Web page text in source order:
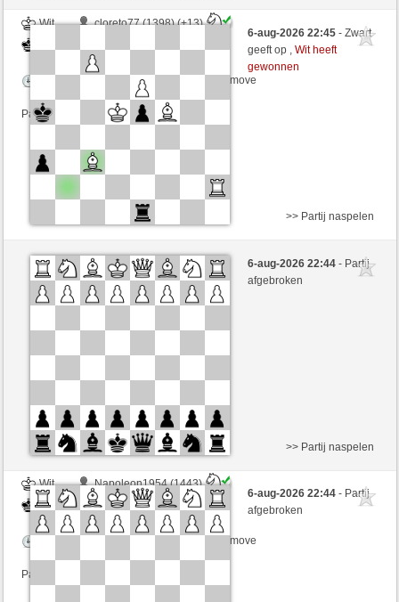
Wit
cloreto77 (1398) (+13)
Speelduur: 8 minutes/side + 8 seconds/move
Partij telt mee voor de ranglijst
6-aug-2026 22:45- Zwart
geeft op ,Wit heeft
gewonnen
Wit
Stone2026 (1387) (+14)
Zwart
Tag97 (1340) (-14)
>> Partij naspelen
6-aug-2026 22:44- Partij
afgebroken
Wit
Napoleon1954 (1443)
Zwart
Tag97 (1340)
Speelduur: 5 minutes/side + 3 seconds/move
Partij telt mee voor de ranglijst
>> Partij naspelen
6-aug-2026 22:44- Partij
afgebroken